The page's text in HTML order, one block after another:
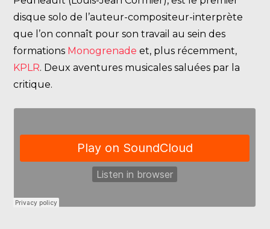
disque solo de l’auteur-compositeur-interprète
que l’on connaît pour son travail au sein des
formations Monogrenade et, plus récemment,
KPLR. Deux aventures musicales saluées par la
critique.